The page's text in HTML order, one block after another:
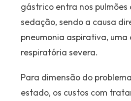
gástrico entra nos pulmões
sedação, sendo a causa
pneumonia aspirativa, uma
respiratória severa.
Para dimensão do
estado, os custos com